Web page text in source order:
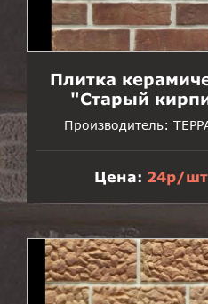
Плитка
"Старый
Производитель:
Цена: 24р/шт